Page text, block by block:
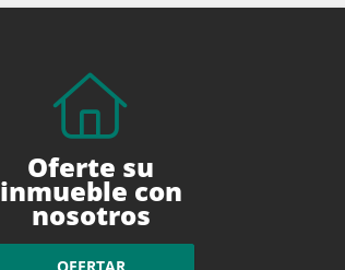
Oferte su
inmueble con
nosotros
OFERTAR